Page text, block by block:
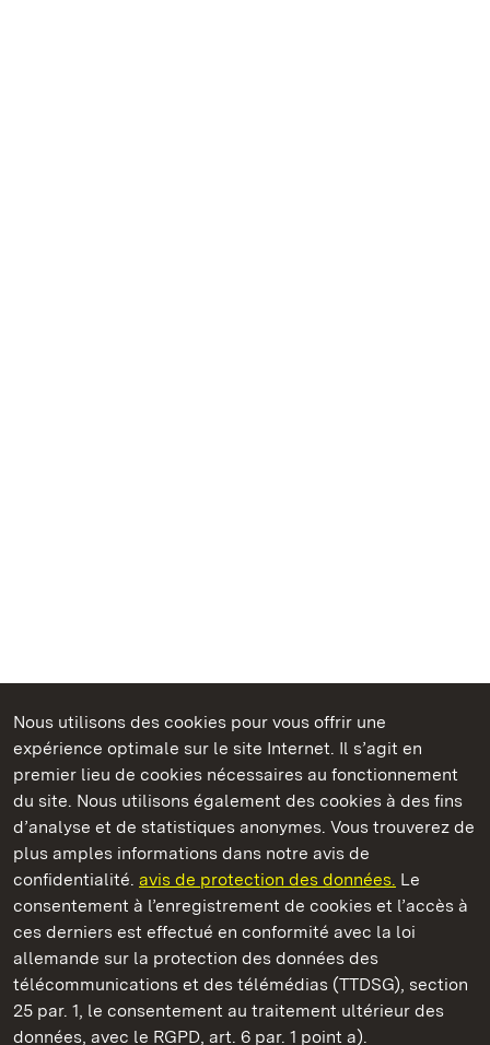
Nous utilisons des cookies pour vous offrir une
expérience optimale sur le site Internet. Il s’agit en
premier lieu de cookies nécessaires au fonctionnement
du site. Nous utilisons également des cookies à des fins
d’analyse et de statistiques anonymes. Vous trouverez de
plus amples informations dans notre avis de
confidentialité. avis de protection des données. Le
consentement à l’enregistrement de cookies et l’accès à
ces derniers est effectué en conformité avec la loi
allemande sur la protection des données des
télécommunications et des télémédias (TTDSG), section
25 par. 1, le consentement au traitement ultérieur des
données, avec le RGPD, art. 6 par. 1 point a).
Châteaux et jardins publics du Bade-Wurtemberg
Monastère de Maulbronn
Châteaux et jardins publics du Bade-Wurtemberg
Contact et informationsFAQ et réponsesMentions légales
Protection des données
Explications sur l’accessibilité